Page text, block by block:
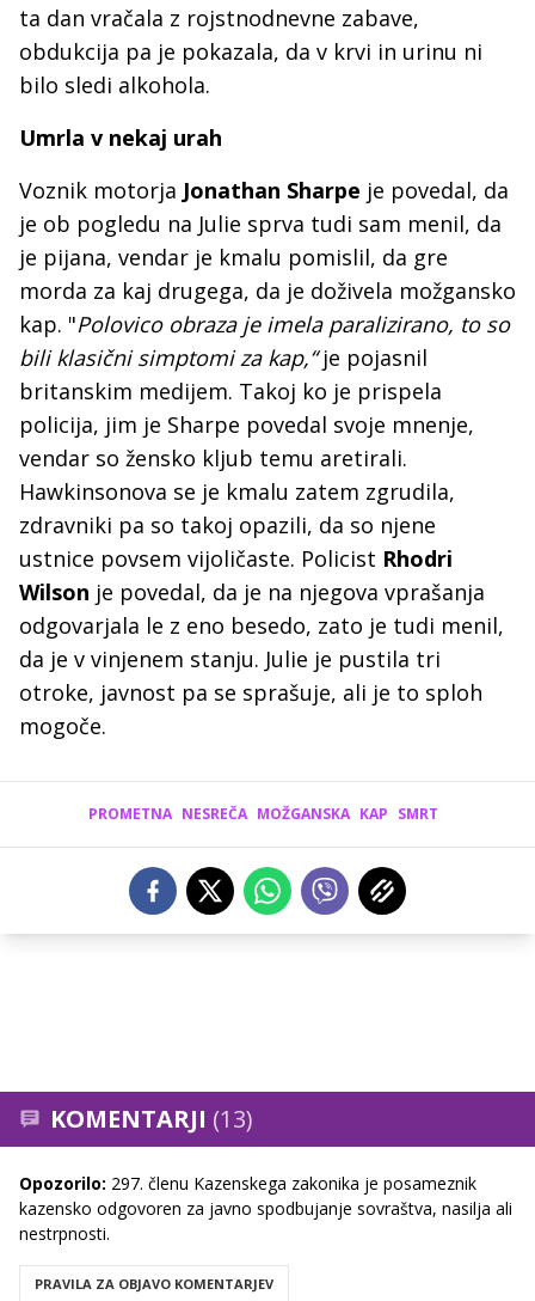
ta dan vračala z rojstnodnevne zabave,
obdukcija pa je pokazala, da v krvi in urinu ni
bilo sledi alkohola.
Umrla v nekaj urah
Voznik motorja Jonathan Sharpe je povedal, da
je ob pogledu na Julie sprva tudi sam menil, da
je pijana, vendar je kmalu pomislil, da gre
morda za kaj drugega, da je doživela možgansko
kap. "Polovico obraza je imela paralizirano, to so
bili klasični simptomi za kap,“je pojasnil
britanskim medijem. Takoj ko je prispela
policija, jim je Sharpe povedal svoje mnenje,
vendar so žensko kljub temu aretirali.
Hawkinsonova se je kmalu zatem zgrudila,
zdravniki pa so takoj opazili, da so njene
ustnice povsem vijoličaste. Policist Rhodri
Wilson je povedal, da je na njegova vprašanja
odgovarjala le z eno besedo, zato je tudi menil,
da je v vinjenem stanju. Julie je pustila tri
otroke, javnost pa se sprašuje, ali je to sploh
mogoče.
PROMETNA NESREČA MOŽGANSKA KAP SMRT
KOMENTARJI (13)
Opozorilo: 297. členu Kazenskega zakonika je posameznik
kazensko odgovoren za javno spodbujanje sovraštva, nasilja ali
nestrpnosti.
PRAVILA ZA OBJAVO KOMENTARJEV